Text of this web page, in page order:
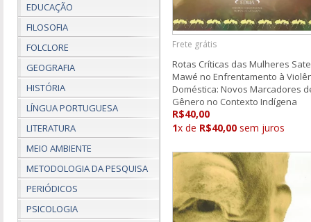
EDUCAÇÃO
FILOSOFIA
FOLCLORE
GEOGRAFIA
HISTÓRIA
LÍNGUA PORTUGUESA
LITERATURA
MEIO AMBIENTE
METODOLOGIA DA PESQUISA
PERIÓDICOS
PSICOLOGIA
Frete grátis
Rotas Críticas das Mulheres
Mawé no Enfrentamento à
Doméstica: Novos Marcadores
Gênero no Contexto Indígena
R$40,00
1x de R$40,00 sem juros